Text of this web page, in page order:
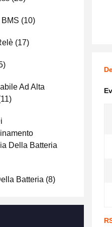
(10)
(17)
Ad Alta
Della Batteria
Batteria (8)